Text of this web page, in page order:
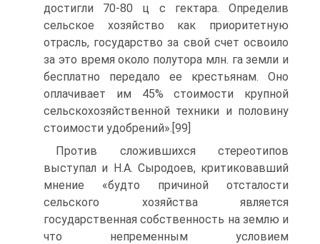
достигли 70-80 ц с гектара. Определив
сельское хозяйство как приоритетную
отрасль, государство за свой счет освоило
за это время около полутора млн. га земли и
бесплатно передало ее крестьянам. Оно
оплачивает им 45% стоимости крупной
сельскохозяйственной техники и половину
стоимости удобрений».[99]
Против сложившихся стереотипов
выступал и Н.А. Сыродоев, критиковавший
мнение «будто причиной отсталости
сельского хозяйства является
государственная собственность на землю и
что непременным условием